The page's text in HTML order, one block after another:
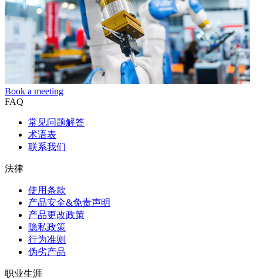
Book a meeting
FAQ
常见问题解答
术语表
联系我们
法律
使用条款
产品安全&免责声明
产品更改政策
隐私政策
行为准则
伪劣产品
职业生涯